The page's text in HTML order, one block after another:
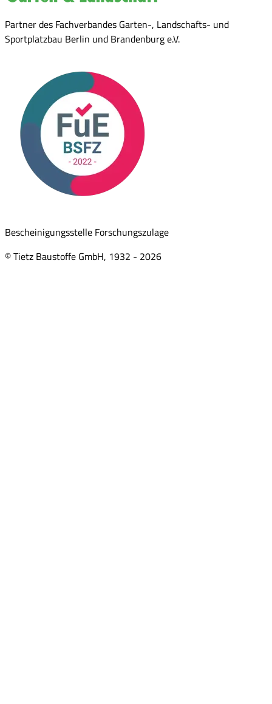
Partner des Fachverbandes Garten-, Landschafts- und
Sportplatzbau Berlin und Brandenburg e.V.
Bescheinigungsstelle Forschungszulage
© Tietz Baustoffe GmbH, 1932 - 2026